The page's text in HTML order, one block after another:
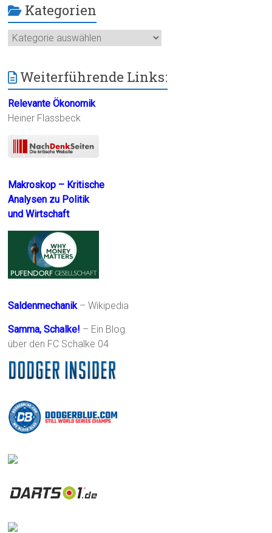
Kategorien
Kategorien
Weiterführende Links:
Relevante Ökonomik
Heiner Flassbeck
Makroskop – Kritische
Analysen zu Politik
und Wirtschaft
Saldenmechanik– Wikipedia
Samma, Schalke! – Ein Blog
über den FC Schalke 04